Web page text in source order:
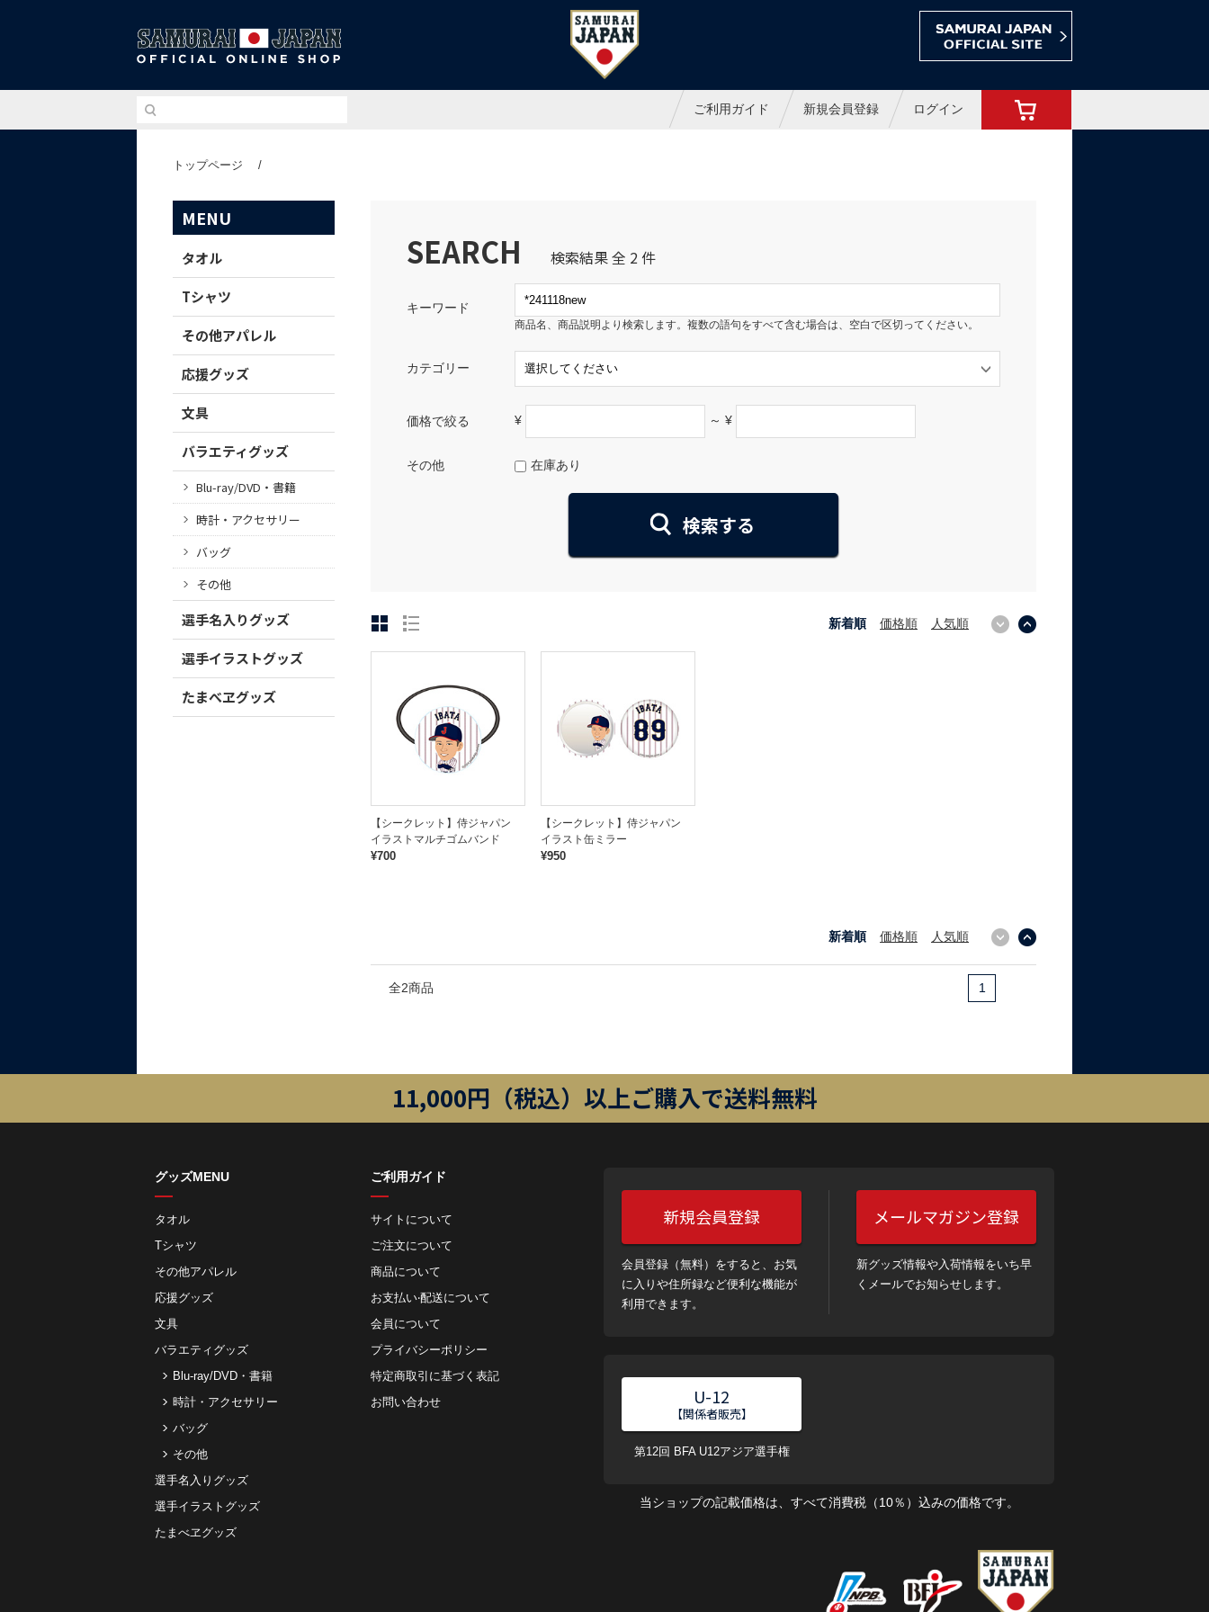
侍ジャパンオフィシャルオンラインショップ
ご利用ガイド 新規会員登録 ログイン
トップページ /
MENU
タオル
Tシャツ
その他アパレル
応援グッズ
文具
バラエティグッズ
Blu-ray/DVD・書籍
時計・アクセサリー
バッグ
その他
選手名入りグッズ
選手イラストグッズ
たまべヱグッズ
SEARCH 検索結果 全 2 件
キーワード
商品名、商品説明より検索します。複数の語句をすべて含む場合は、空白で区切ってください。
カテゴリー
価格で絞る ¥ ～ ¥
その他 在庫あり
新着順 価格順 人気順
【シークレット】侍ジャパン
イラストマルチゴムバンド
¥700
【シークレット】侍ジャパン
イラスト缶ミラー
¥950
新着順 価格順 人気順
全2商品 1
11,000円（税込）以上ご購入で送料無料
グッズMENU
タオル
Tシャツ
その他アパレル
応援グッズ
文具
バラエティグッズ
Blu-ray/DVD・書籍
時計・アクセサリー
バッグ
その他
選手名入りグッズ
選手イラストグッズ
たまべヱグッズ
ご利用ガイド
サイトについて
ご注⽂について
商品について
お⽀払い‧配送について
会員について
プライバシーポリシー
特定商取引に基づく表記
お問い合わせ
新規会員登録
会員登録（無料）をすると、お気
に入りや住所録など便利な機能が
利用できます。
メールマガジン登録
新グッズ情報や入荷情報をいち早
くメールでお知らせします。
U-12
【関係者販売】
第12回 BFA U12アジア選手権
当ショップの記載価格は、すべて消費税（10％）込みの価格です。